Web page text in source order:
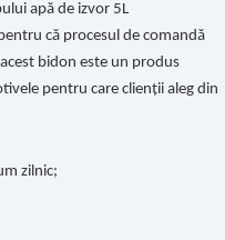
apă de izvor 5L
că procesul de comandă
bidon este un produs
pentru care clienții aleg din
zilnic;